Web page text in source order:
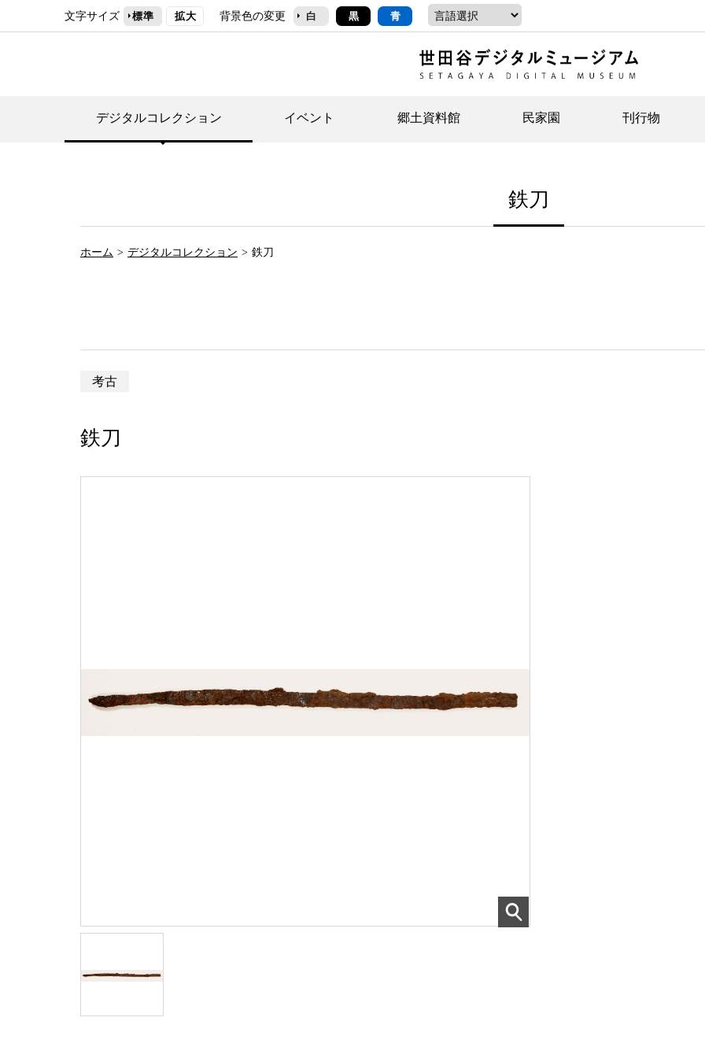
文字サイズ 標準 拡大 背景色の変更 白 黒 青
デジタルコレクション イベント 郷土資料館
イベント
常設展案内
民家園
イベント
団体利用について（社会科見学など）
刊行物
ジュニア講座
鉄刀
ホーム デジタルコレクション 鉄刀
考古
鉄刀